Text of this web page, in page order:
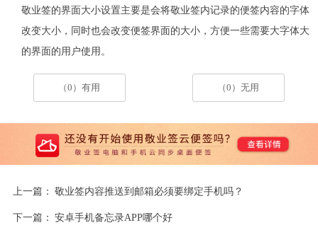
敬业签的界面大小设置主要是会将敬业签内记录的便签内容的字体
改变大小，同时也会改变便签界面的大小，方便一些需要大字体大
的界面的用户使用。
（0）有用 （0）无用
上一篇： 敬业签内容推送到邮箱必须要绑定手机吗？
下一篇： 安卓手机备忘录APP哪个好